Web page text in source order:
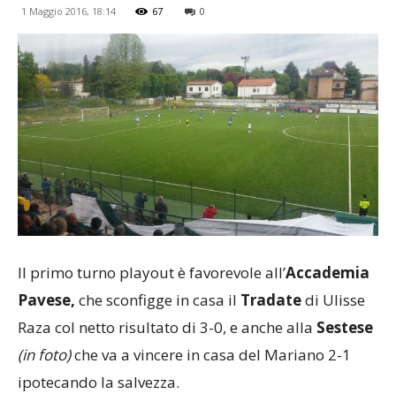
1 Maggio 2016, 18:14 67 0
Il primo turno playout è favorevole all’Accademia
Pavese, che sconfigge in casa il Tradatedi Ulisse
Raza col netto risultato di 3-0, e anche alla Sestese
(in foto)che va a vincere in casa del Mariano 2-1
ipotecando la salvezza.